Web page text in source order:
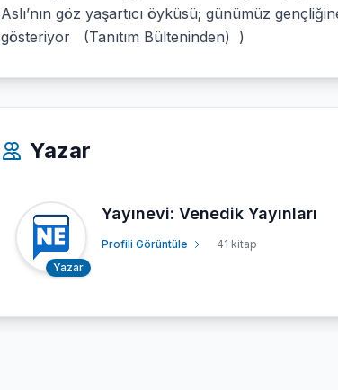
Aslı’nın göz yaşartıcı öyküsü; günümüz
gösteriyor (Tanıtım Bülteninden) )
Yazar
Yazar
Yayınevi: Venedik Yayınları
Profili Görüntüle 41 kitap